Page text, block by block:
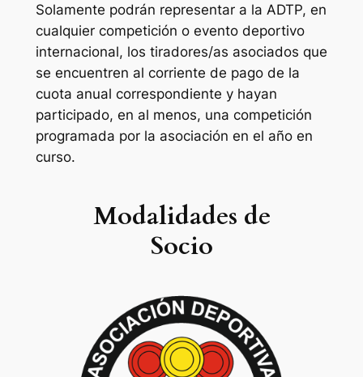
Solamente podrán representar a la ADTP, en
cualquier competición o evento deportivo
internacional, los tiradores/as asociados que
se encuentren al corriente de pago de la
cuota anual correspondiente y hayan
participado, en al menos, una competición
programada por la asociación en el año en
curso.
Modalidades de
Socio